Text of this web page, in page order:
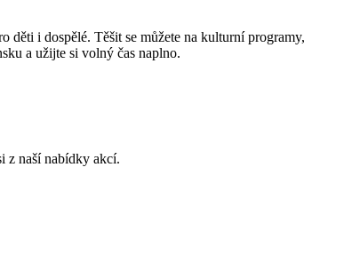
i dospělé. Těšit se můžete na kulturní programy,
a užijte si volný čas naplno.
z naší nabídky akcí.